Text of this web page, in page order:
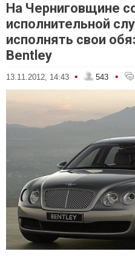
На Черниговщине
исполнительной
исполнять свои
Bentley
13.11.2012, 14:43 • 543 •